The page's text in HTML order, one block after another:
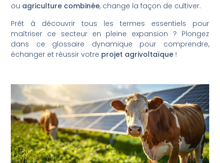
ou agriculture combinée, change la façon de cultiver.
Prêt à découvrir tous les termes essentiels pour
maîtriser ce secteur en pleine expansion ? Plongez
dans ce glossaire dynamique pour comprendre,
échanger et réussir votre projet agrivoltaïque !